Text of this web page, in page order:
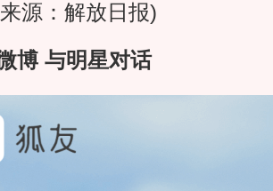
源：解放日报)
博 与明星对话